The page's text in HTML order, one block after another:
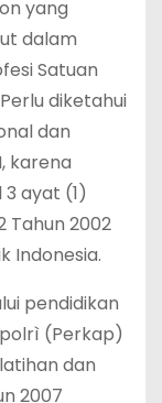
yang
dalam
Satuan
diketahui
dan
karena
ayat (1)
Tahun 2002
Indonesia.
pendidikan
(Perkap)
dan
2007